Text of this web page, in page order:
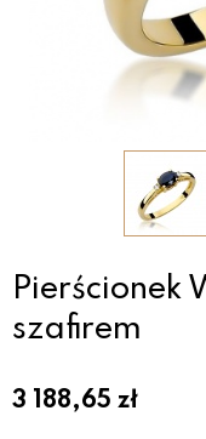
Pierścionek
szafirem
3 188,65 zł